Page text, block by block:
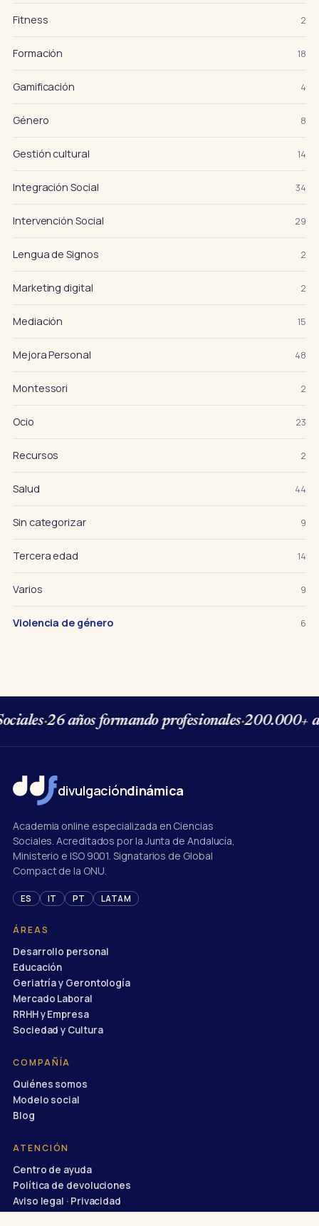
Fitness 2
Formación 18
Gamificación 4
Género 8
Gestión cultural 14
Integración Social 34
Intervención Social 29
Lengua de Signos 2
Marketing digital 2
Mediación 15
Mejora Personal 48
Montessori 2
Ocio 23
Recursos 2
Salud 44
Sin categorizar 9
Tercera edad 14
Varios 9
Violencia de género 6
·26 años formando profesionales·200.000+
divulgacióndinámica
Academia online especializada en Ciencias
Sociales. Acreditados por la Junta de Andalucía,
Ministerio e ISO 9001. Signatarios de Global
Compact de la ONU.
ES IT PT LATAM
ÁREAS
Desarrollo personal
Educación
Geriatría y Gerontología
Mercado Laboral
RRHH y Empresa
Sociedad y Cultura
COMPAÑÍA
Quiénes somos
Modelo social
Blog
ATENCIÓN
Centro de ayuda
Política de devoluciones
Aviso legal · Privacidad